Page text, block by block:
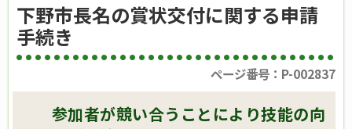
下野市長名の賞状交付に関する申請
手続き
ページ番号：P-002837
参加者が競い合うことにより技能の向